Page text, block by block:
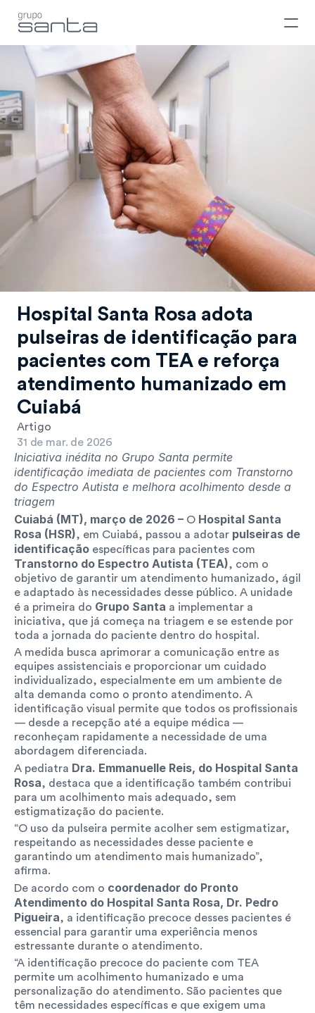
Hospital Santa Rosa adota
pulseiras de identificação para
pacientes com TEA e reforça
atendimento humanizado em
Cuiabá
Artigo
31 de mar. de 2026
Iniciativa inédita no Grupo Santa permite
identificação imediata de pacientes com Transtorno
do Espectro Autista e melhora acolhimento desde a
triagem
Cuiabá (MT), março de 2026 – O Hospital Santa
Rosa (HSR), em Cuiabá, passou a adotar pulseiras de
identificação
Transtorno do Espectro Autista (TEA), com o
objetivo de garantir um atendimento humanizado, ágil
e adaptado às necessidades desse público. A unidade
é a primeira do Grupo Santa a implementar a
iniciativa, que já começa na triagem e se estende por
toda a jornada do paciente dentro do hospital.
A medida busca aprimorar a comunicação entre as
equipes assistenciais e proporcionar um cuidado
individualizado, especialmente em um ambiente de
alta demanda como o pronto atendimento. A
identificação visual permite que todos os profissionais
— desde a recepção até a equipe médica —
reconheçam rapidamente a necessidade de uma
abordagem diferenciada.
A pediatra Dra. Emmanuelle Reis, do Hospital Santa
Rosa, destaca que a identificação também contribui
para um acolhimento mais adequado, sem
estigmatização do paciente.
“O uso da pulseira permite acolher sem estigmatizar,
respeitando as necessidades desse paciente e
garantindo um atendimento mais humanizado”,
afirma.
De acordo com o coordenador do Pronto
Atendimento do Hospital Santa Rosa, Dr. Pedro
Pigueira, a identificação precoce desses pacientes é
essencial para garantir uma experiência menos
estressante durante o atendimento.
“A identificação precoce do paciente com TEA
permite um acolhimento humanizado e uma
personalização do atendimento. São pacientes que
têm necessidades específicas e que exigem uma